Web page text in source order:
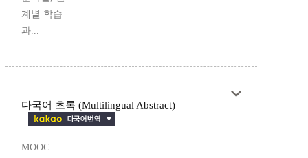
계별 학습
과...
다국어 초록 (Multilingual Abstract)
MOOC